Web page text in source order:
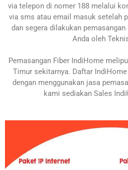
via telepon di nomer 188 melalui
via sms atau email masuk setelah
dan segera dilakukan
Anda oleh
Pemasangan Fiber IndiHome
Timur sekitarnya. Daftar
dengan menggunakan jasa
kami sediakan Sales